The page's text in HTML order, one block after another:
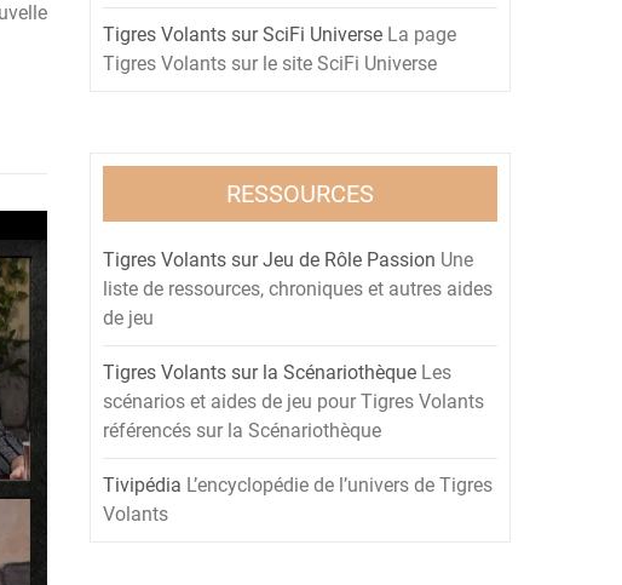
Tigres Volants sur SciFi Universe La page
Tigres Volants sur le site SciFi Universe
RESSOURCES
Tigres Volants sur Jeu de Rôle Passion Une
liste de ressources, chroniques et autres aides
de jeu
Tigres Volants sur la Scénariothèque Les
scénarios et aides de jeu pour Tigres Volants
référencés sur la Scénariothèque
Tivipédia L’encyclopédie de l’univers de Tigres
Volants